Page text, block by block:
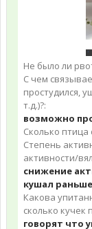
Не было ли
С чем
простудился,
т.д.)?:
возможно
Сколько
Степень
активности/
снижение
кушал раньше
Какова
сколько кучек
говорят что